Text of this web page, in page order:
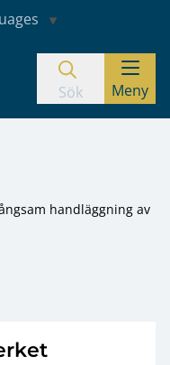
Sök Meny
handläggning av